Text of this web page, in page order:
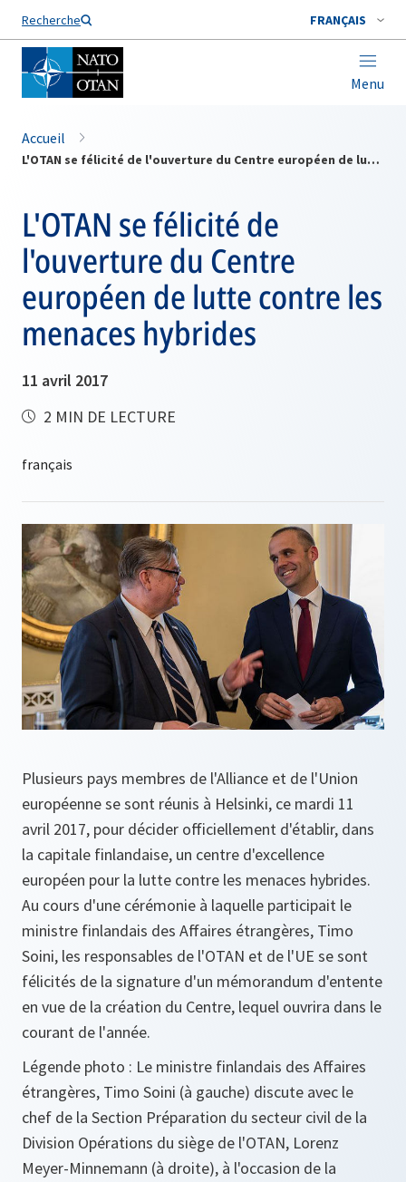
Recherche FRANÇAIS
Menu
Nom de famille*
Accueil
L'OTAN se félicité de l'ouverture du Centre européen de lutte contre les menaces hybrides
L'OTAN se félicité de
l'ouverture du Centre
européen de lutte contre les
menaces hybrides
11 avril 2017
2 MIN DE LECTURE
Plusieurs pays membres de l'Alliance et de l'Union
européenne se sont réunis à Helsinki, ce mardi 11
avril 2017, pour décider officiellement d'établir, dans
la capitale finlandaise, un centre d'excellence
européen pour la lutte contre les menaces hybrides.
Au cours d'une cérémonie à laquelle participait le
ministre finlandais des Affaires étrangères, Timo
Soini, les responsables de l'OTAN et de l'UE se sont
félicités de la signature d'un mémorandum d'entente
en vue de la création du Centre, lequel ouvrira dans le
courant de l'année.
Légende photo : Le ministre finlandais des Affaires
étrangères, Timo Soini (à gauche) discute avec le
chef de la Section Préparation du secteur civil de la
Division Opérations du siège de l'OTAN, Lorenz
Meyer-Minnemann (à droite), à l'occasion de la